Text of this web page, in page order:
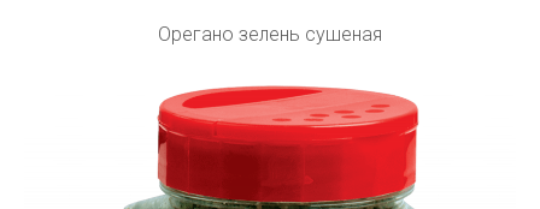
Орегано зелень сушеная